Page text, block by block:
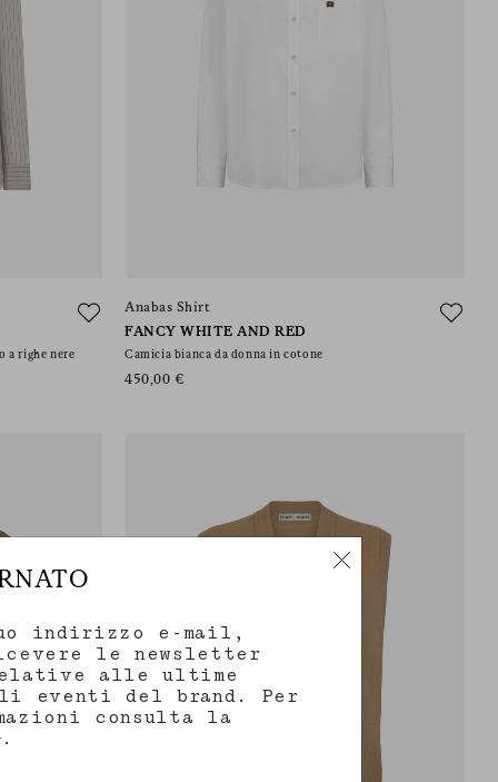
a righe nere
Anabas Shirt
FANCY WHITE AND RED
Camicia bianca da donna in cotone
450,00 €
indirizzo e-mail,
le newsletter
relative alle ultime
eventi del brand. Per
consulta la
.